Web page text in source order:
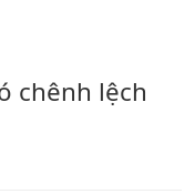
chênh lệch